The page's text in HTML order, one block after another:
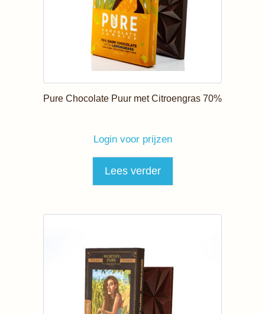
Pure Chocolate Puur met Citroengras 70%
Login voor prijzen
Lees verder